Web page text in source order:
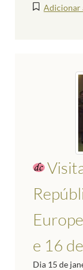
Adicionar
e 16
Dia 15 de